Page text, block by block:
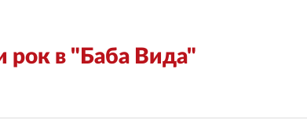
рок в "Баба Вида"